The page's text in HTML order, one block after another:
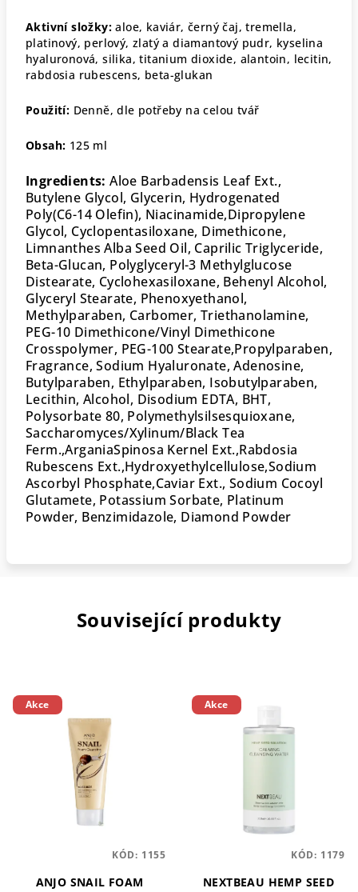
Aktivní složky: aloe, kaviár, černý čaj, tremella,
platinový, perlový, zlatý a diamantový pudr, kyselina
hyaluronová, silika, titanium dioxide, alantoin, lecitin,
rabdosia rubescens, beta-glukan
Použití: Denně, dle potřeby na celou tvář
Obsah: 125 ml
Ingredients:Aloe Barbadensis Leaf Ext.,
Butylene Glycol, Glycerin, Hydrogenated
Poly(C6-14 Olefin), Niacinamide,Dipropylene
Glycol, Cyclopentasiloxane, Dimethicone,
Limnanthes Alba Seed Oil, Caprilic Triglyceride,
Beta-Glucan, Polyglyceryl-3 Methylglucose
Distearate, Cyclohexasiloxane, Behenyl Alcohol,
Glyceryl Stearate, Phenoxyethanol,
Methylparaben, Carbomer, Triethanolamine,
PEG-10 Dimethicone/Vinyl Dimethicone
Crosspolymer, PEG-100 Stearate,Propylparaben,
Fragrance, Sodium Hyaluronate, Adenosine,
Butylparaben, Ethylparaben, Isobutylparaben,
Lecithin, Alcohol, Disodium EDTA, BHT,
Polysorbate 80, Polymethylsilsesquioxane,
Saccharomyces/Xylinum/Black Tea
Ferm.,ArganiaSpinosa Kernel Ext.,Rabdosia
Rubescens Ext.,Hydroxyethylcellulose,Sodium
Ascorbyl Phosphate,Caviar Ext., Sodium Cocoyl
Glutamete, Potassium Sorbate, Platinum
Powder, Benzimidazole, Diamond Powder
Související produkty
Akce
ANJO SNAIL FOAM
KÓD: 1155
Akce
NEXTBEAU HEMP SEED
KÓD: 1179